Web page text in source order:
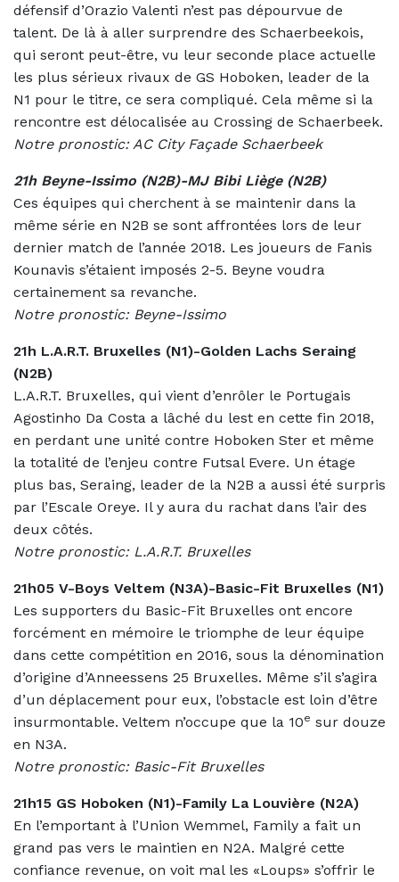
défensif d’Orazio Valenti n’est pas dépourvue de
talent. De là à aller surprendre des Schaerbeekois,
qui seront peut-être, vu leur seconde place actuelle
les plus sérieux rivaux de GS Hoboken, leader de la
N1 pour le titre, ce sera compliqué. Cela même si la
rencontre est délocalisée au Crossing de Schaerbeek.
Notre pronostic: AC City Façade Schaerbeek
21h Beyne-Issimo (N2B)-MJ Bibi Liège (N2B)
Ces équipes qui cherchent à se maintenir dans la
même série en N2B se sont affrontées lors de leur
dernier match de l’année 2018. Les joueurs de Fanis
Kounavis s’étaient imposés 2-5. Beyne voudra
certainement sa revanche.
Notre pronostic: Beyne-Issimo
21h L.A.R.T. Bruxelles (N1)-Golden Lachs Seraing
(N2B)
L.A.R.T. Bruxelles, qui vient d’enrôler le Portugais
Agostinho Da Costa a lâché du lest en cette fin 2018,
en perdant une unité contre Hoboken Ster et même
la totalité de l’enjeu contre Futsal Evere. Un étage
plus bas, Seraing, leader de la N2B a aussi été surpris
par l’Escale Oreye. Il y aura du rachat dans l’air des
deux côtés.
Notre pronostic: L.A.R.T. Bruxelles
21h05 V-Boys Veltem (N3A)-Basic-Fit Bruxelles (N1)
Les supporters du Basic-Fit Bruxelles ont encore
forcément en mémoire le triomphe de leur équipe
dans cette compétition en 2016, sous la dénomination
d’origine d’Anneessens 25 Bruxelles. Même s’il s’agira
d’un déplacement pour eux, l’obstacle est loin d’être
insurmontable. Veltem n’occupe que la 10e sur douze
en N3A.
Notre pronostic: Basic-Fit Bruxelles
21h15 GS Hoboken (N1)-Family La Louvière (N2A)
En l’emportant à l’Union Wemmel, Family a fait un
grand pas vers le maintien en N2A. Malgré cette
confiance revenue, on voit mal les «Loups» s’offrir le